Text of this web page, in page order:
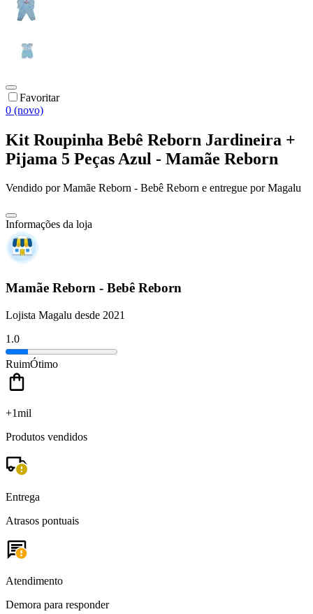
Favoritar
0 (novo)
Kit Roupinha Bebê Reborn Jardineira +
Pijama 5 Peças Azul - Mamãe Reborn
Vendido porMamãe Reborn - Bebê Reborn e entregue por Magalu
Informações da loja
Mamãe Reborn - Bebê Reborn
Lojista Magalu desde 2021
1.0
RuimÓtimo
+1mil
Produtos vendidos
Entrega
Atrasos pontuais
Atendimento
Demora para responder